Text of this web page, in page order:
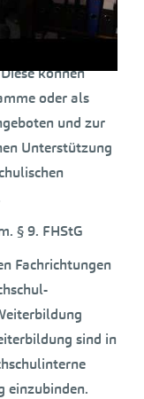
4 PUG:
können
oder als
und zur
Unterstützung
§ 9. FHStG
Fachrichtungen
sind in
einzubinden.